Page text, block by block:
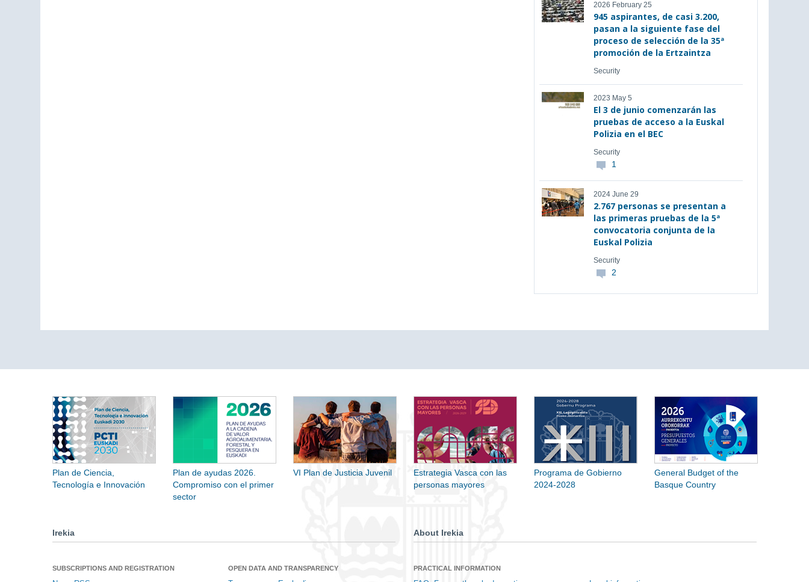
2026 February 25
945 aspirantes, de casi 3.200,
pasan a la siguiente fase del
proceso de selección de la 35ª
promoción de la Ertzaintza
Security
2023 May 5
El 3 de junio comenzarán las
pruebas de acceso a la Euskal
Polizia en el BEC
Security
1
2024 June 29
2.767 personas se presentan a
las primeras pruebas de la 5ª
convocatoria conjunta de la
Euskal Polizia
Security
2
Plan de Ciencia,
Tecnología e Innovación
Plan de ayudas 2026.
Compromiso con el primer
sector
VI Plan de Justicia Juvenil
Estrategia Vasca con las
personas mayores
Programa de Gobierno
2024-2028
General Budget of the
Basque Country
Irekia
SUBSCRIPTIONS AND REGISTRATION OPEN DATA AND TRANSPARENCY
About Irekia
PRACTICAL INFORMATION